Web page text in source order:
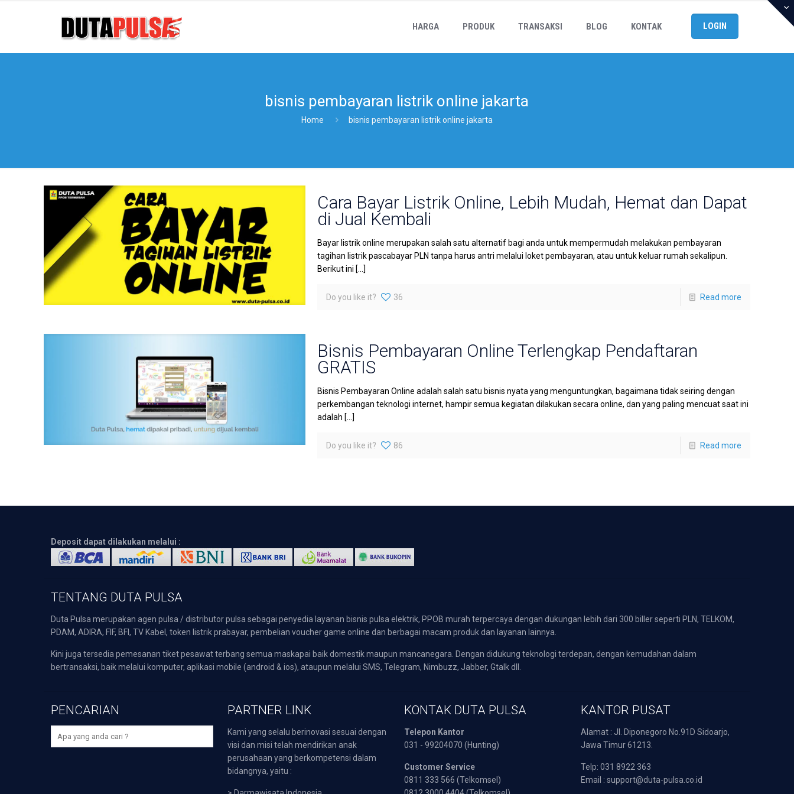
HARGA PRODUK TRANSAKSI BLOG KONTAK LOGIN
bisnis pembayaran listrik online jakarta
Home bisnis pembayaran listrik online jakarta
Cara Bayar Listrik Online, Lebih Mudah, Hemat dan Dapat
di Jual Kembali
Bayar listrik online merupakan salah satu alternatif bagi anda untuk mempermudah melakukan pembayaran
tagihan listrik pascabayar PLN tanpa harus antri melalui loket pembayaran, atau untuk keluar rumah sekalipun.
Berikut ini […]
Do you like it? 36 Read more
Bisnis Pembayaran Online Terlengkap Pendaftaran
GRATIS
Bisnis Pembayaran Online adalah salah satu bisnis nyata yang menguntungkan, bagaimana tidak seiring dengan
perkembangan teknologi internet, hampir semua kegiatan dilakukan secara online, dan yang paling mencuat saat ini
adalah […]
Do you like it? 86 Read more
Deposit dapat dilakukan melalui :
TENTANG DUTA PULSA
Duta Pulsa merupakan agen pulsa / distributor pulsa sebagai penyedia layanan bisnis pulsa elektrik, PPOB murah terpercaya dengan dukungan lebih dari 300 biller seperti PLN, TELKOM,
PDAM, ADIRA, FIF, BFI, TV Kabel, token listrik prabayar, pembelian voucher game online dan berbagai macam produk dan layanan lainnya.
Kini juga tersedia pemesanan tiket pesawat terbang semua maskapai baik domestik maupun mancanegara. Dengan didukung teknologi terdepan, dengan kemudahan dalam
bertransaksi, baik melalui komputer, aplikasi mobile (android & ios), ataupun melalui SMS, Telegram, Nimbuzz, Jabber, Gtalk dll.
PENCARIAN PARTNER LINK
Kami yang selalu berinovasi sesuai dengan
visi dan misi telah mendirikan anak
perusahaan yang berkompetensi dalam
bidangnya, yaitu :
KONTAK DUTA PULSA
Telepon Kantor
031 - 99204070 (Hunting)
Customer Service
0811 333 566 (Telkomsel)
KANTOR PUSAT
Alamat : Jl. Diponegoro No.91D Sidoarjo,
Jawa Timur 61213.
Telp: 031 8922 363
Email : support@duta-pulsa.co.id